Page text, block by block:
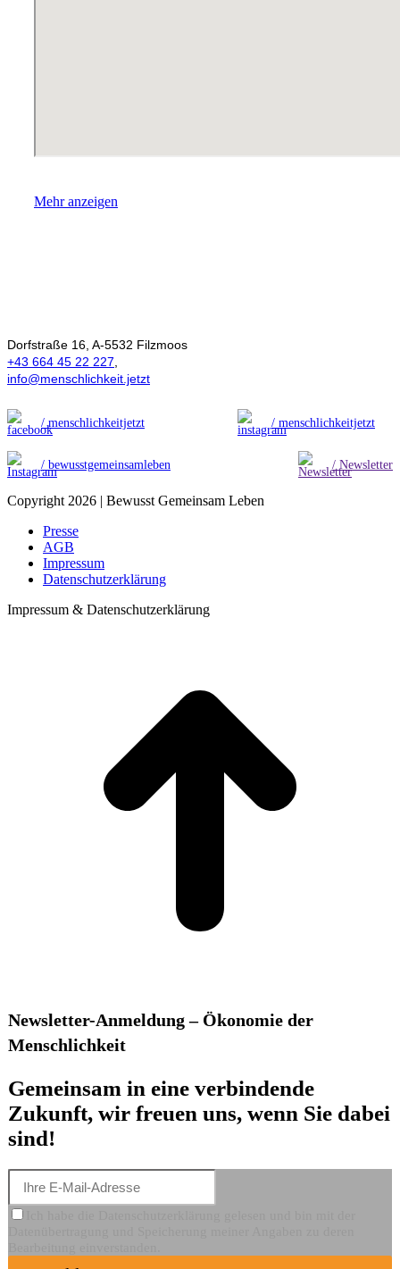
Mehr anzeigen
Dorfstraße 16, A-5532 Filzmoos
+43 664 45 22 227
info@menschlichkeit.jetzt
/ menschlichkeitjetzt / menschlichkeitjetzt
/ bewusstgemeinsamleben / Newsletter
Copyright 2026 | Bewusst Gemeinsam Leben
Presse
AGB
Impressum
Datenschutzerklärung
Impressum & Datenschutzerklärung
Newsletter-Anmeldung – Ökonomie der
Menschlichkeit
Gemeinsam in eine verbindende
Zukunft, wir freuen uns, wenn Sie dabei
sind!